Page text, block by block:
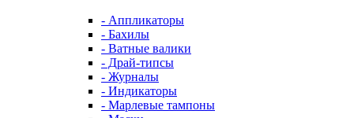
- Аппликаторы
- Бахилы
- Ватные валики
- Драй-типсы
- Журналы
- Индикаторы
- Марлевые тампоны